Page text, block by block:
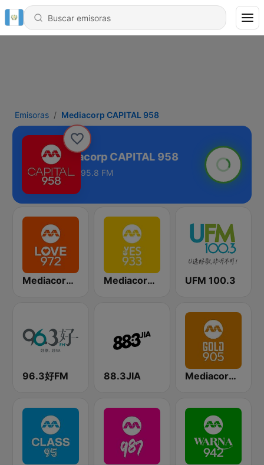
Emisoras Mediacorp CAPITAL 958
Mediacorp CAPITAL 958
95.8 FM
Mediacorp LOVE 972 Mediacorp YES 933 UFM 100.3
96.3好FM 88.3JIA Mediacorp GOLD 905